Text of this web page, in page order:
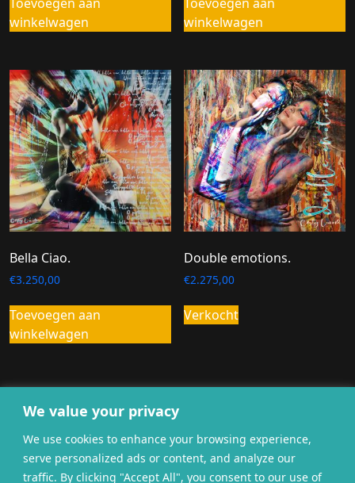
We value your privacy
We use cookies to enhance your browsing experience,
serve personalized ads or content, and analyze our
traffic. By clicking "Accept All", you consent to our use of
winkelwagen
winkelwagen
Bella Ciao.
€3.250,00
Toevoegen aan
winkelwagen
Double emotions.
€2.275,00
Verkocht